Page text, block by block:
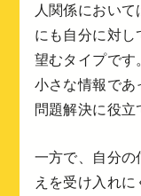
人関係におい
にも自分に対
望むタイプです
小さな情報であ
問題解決に役立
一方で、自分の
えを受け入れに